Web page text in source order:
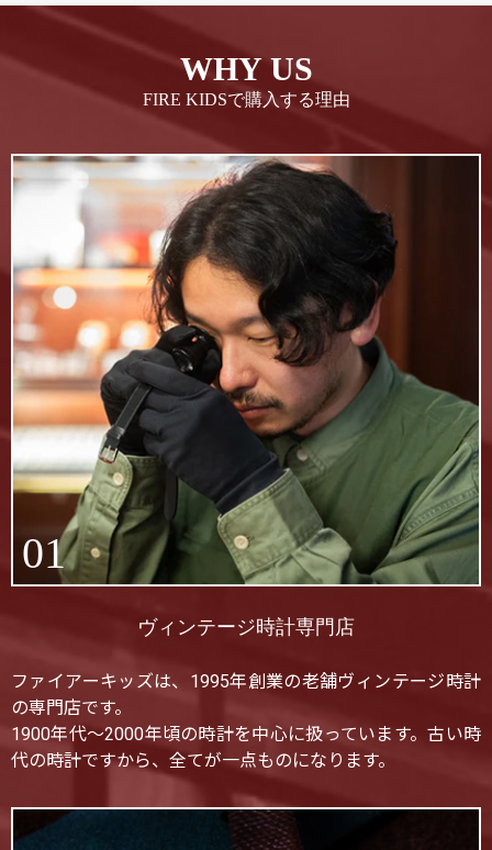
WHY US
FIRE KIDSで購入する理由
01
ヴィンテージ時計専門店
ファイアーキッズは、1995年創業の老舗ヴィンテージ時計
の専門店です。
1900年代〜2000年頃の時計を中心に扱っています。古い時
代の時計ですから、全てが一点ものになります。